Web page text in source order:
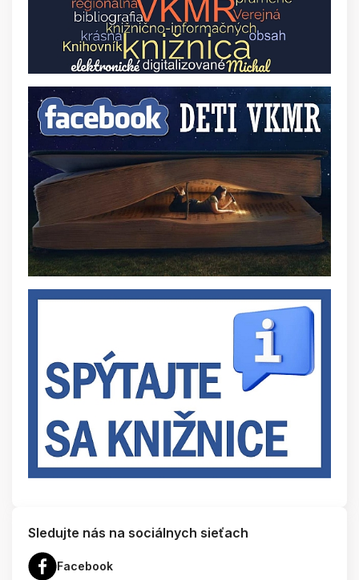
Sledujte nás na sociálnych sieťach
Facebook